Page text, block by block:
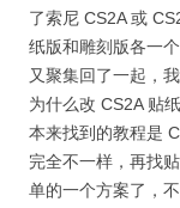
了索尼 CS2A 或
纸版和雕刻版各一
又聚集回了一起，
为什么改 CS2A 贴
本来找到的教程是
完全不一样，再找
单的一个方案了，